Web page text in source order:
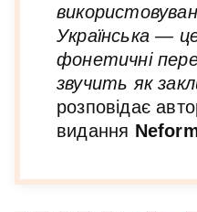
Українська —
фонетичні
звучить як
розповідає
видання